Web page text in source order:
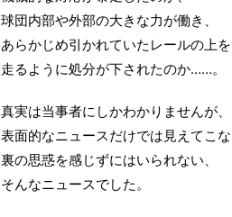
球団内部や外部の大きな力が働き、
あらかじめ引かれていたレールの上を
走るように処分が下されたのか……。
真実は当事者にしかわかりませんが、
表面的なニュースだけでは見えてこ
裏の思惑を感じずにはいられない、
そんなニュースでした。